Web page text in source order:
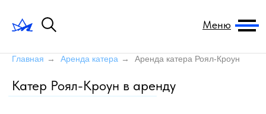
Меню
Главная → Аренда катера → Аренда катера Роял-Кроун
Катер Роял-Кроун в аренду